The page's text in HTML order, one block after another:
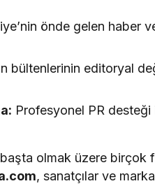
önde gelen haber
bültenlerinin editoryal
Profesyonel PR
olmak üzere birçok
, sanatçılar ve